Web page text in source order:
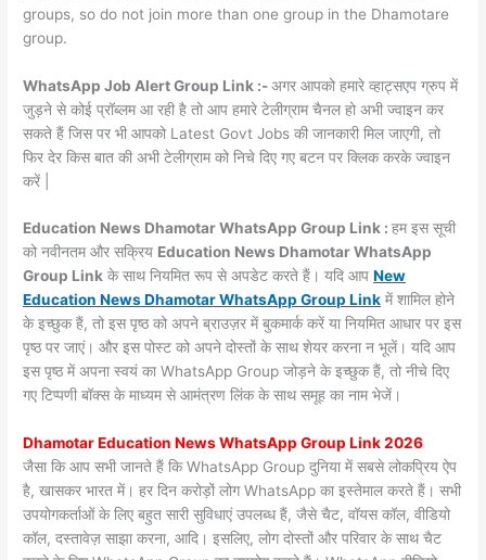
groups, so do not join more than one group in the Dhamotare
group.
WhatsApp Job Alert Group Link :-अगर आपको हमारे व्हाट्सएप ग्रुप में
जुड़ने से कोई प्रॉब्लम आ रही है तो आप हमारे टेलीग्राम चैनल हो अभी ज्वाइन कर
सकते हैं जिस पर भी आपको Latest Govt Jobs की जानकारी मिल जाएगी, तो
फिर देर किस बात की अभी टेलीग्राम को निचे दिए गए बटन पर क्लिक करके ज्वाइन
करें |
Education News Dhamotar WhatsApp Group Link :हम इस सूची
को नवीनतम और सक्रिय Education News Dhamotar WhatsApp
Group Link के साथ नियमित रूप से अपडेट करते हैं। यदि आपNew
Education News Dhamotar WhatsApp Group Link में शामिल होने
के इच्छुक हैं, तो इस पृष्ठ को अपने ब्राउज़र में बुकमार्क करें या नियमित आधार पर इस
पृष्ठ पर जाएं। और इस पोस्ट को अपने दोस्तों के साथ शेयर करना न भूलें। यदि आप
इस पृष्ठ में अपना स्वयं का WhatsApp Group जोड़ने के इच्छुक हैं, तो नीचे दिए
गए टिप्पणी बॉक्स के माध्यम से आमंत्रण लिंक के साथ समूह का नाम भेजें।
Dhamotar Education News WhatsApp Group Link 2026
जैसा कि आप सभी जानते हैं कि WhatsApp Group दुनिया में सबसे लोकप्रिय ऐप
है, खासकर भारत में। हर दिन करोड़ों लोग WhatsApp का इस्तेमाल करते हैं। सभी
उपयोगकर्ताओं के लिए बहुत सारी सुविधाएं उपलब्ध हैं, जैसे चैट, वॉयस कॉल, वीडियो
कॉल, दस्तावेज़ साझा करना, आदि। इसलिए, लोग दोस्तों और परिवार के साथ चैट